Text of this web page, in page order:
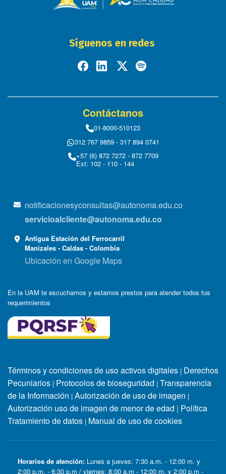
Síguenos en redes
Contáctanos
01-8000-510123
312 767 9859 - 317 894 0741
+57 (6) 872 7272 - 872 7709
Ext: 102 - 110 - 144
notificacionesyconsultas@autonoma.edu.co
servicioalcliente@autonoma.edu.co
Antigua Estación del Ferrocarril
Manizales - Caldas - Colombia
Ubicación en Google Maps
En la UAM te escuchamos y estamos prestos para atender todos tus
requerimientos
Términos y condiciones de uso activos digitales | Derechos
Pecuniarios | Protocolos de bioseguridad | Transparencia
de la Información | Autorización de uso de imagen |
Autorización uso de imagen de menor de edad | Política
Tratamiento de datos | Manual de uso de cookies
Horarios de atención: Lunes a jueves: 7:30 a.m. - 12:00 m. y
2:00 p.m. - 6:30 p.m / viernes: 8:00 a.m - 12:00 m. y 2:00 p.m -